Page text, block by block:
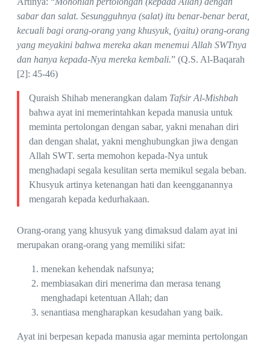
sabar dan salat. Sesungguhnya (salat) itu benar-benar berat,
kecuali bagi orang-orang yang khusyuk, (yaitu) orang-orang
yang meyakini bahwa mereka akan menemui Allah SWTnya
dan hanya kepada-Nya mereka kembali.” (Q.S. Al-Baqarah
[2]: 45-46)
Quraish Shihab menerangkan dalam Tafsir Al-Mishbah
bahwa ayat ini memerintahkan kepada manusia untuk
meminta pertolongan dengan sabar, yakni menahan diri
dan dengan shalat, yakni menghubungkan jiwa dengan
Allah SWT. serta memohon kepada-Nya untuk
menghadapi segala kesulitan serta memikul segala beban.
Khusyuk artinya ketenangan hati dan keengganannya
mengarah kepada kedurhakaan.
Orang-orang yang khusyuk yang dimaksud dalam ayat ini
merupakan orang-orang yang memiliki sifat:
menekan kehendak nafsunya;
membiasakan diri menerima dan merasa tenang
menghadapi ketentuan Allah; dan
senantiasa mengharapkan kesudahan yang baik.
Ayat ini berpesan kepada manusia agar meminta pertolongan